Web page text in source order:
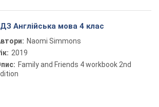
Англійська мова 4 клас
Naomi Simmons
2019
Family and Friends 4 workbook 2nd